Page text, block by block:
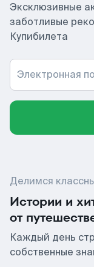
Эксклюзивные
заботливые
Купибилета
Электронная
Делимся
Истории и
от
Каждый день
собственные